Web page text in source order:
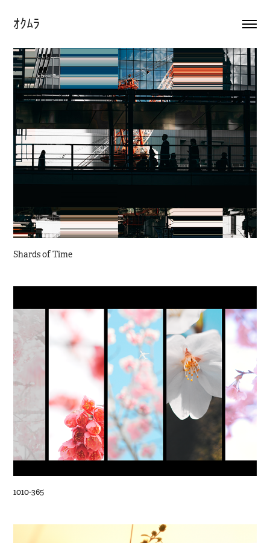
ｵｸﾑﾗ
Shards of Time
1010-365